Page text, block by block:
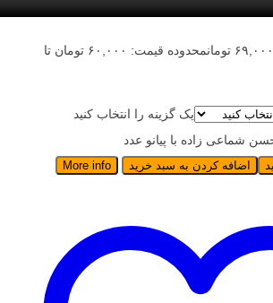
۶۹,۰۰۰ تومان
محدوده قیمت: ۶۰,۰۰۰ تومان تا
یک گزینه را انتخاب کنید
شماعی زاده با پیانو عدد
اضافه کردن به سبد خرید More info